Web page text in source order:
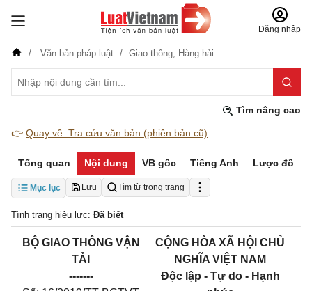
Đăng nhập
Văn bản pháp luật Giao thông, Hàng hải
Tìm nâng cao
👉 Quay về: Tra cứu văn bản (phiên bản cũ)
Tổng quan Nội dung VB gốc Tiếng Anh Lược đồ
Mục lục Lưu Tìm từ trong trang
Tình trạng hiệu lực: Đã biết
BỘ GIAO THÔNG VẬN
TẢI
-------
CỘNG HÒA XÃ HỘI CHỦ
NGHĨA VIỆT NAM
Độc lập - Tự do - Hạnh